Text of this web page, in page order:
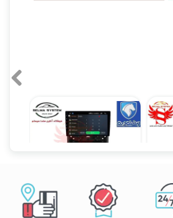
مانیتور فابریک سمند سورن اندروید فولتاچ مدل T3L
۱۲,۹۰۰,۰۰۰ تومان
مانیتور فابریک شاهین سایپا اندروید فول تاچ مدل MTK